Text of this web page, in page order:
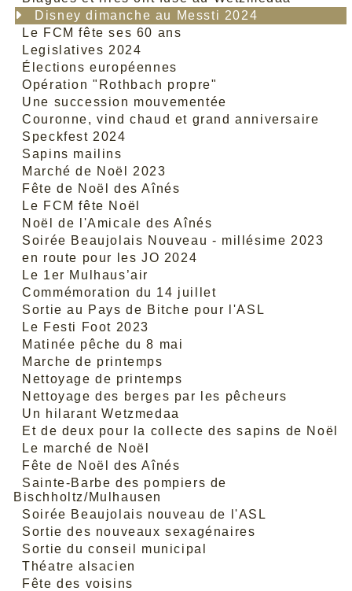
Disney dimanche au Messti 2024
Le FCM fête ses 60 ans
Legislatives 2024
Élections européennes
Opération "Rothbach propre"
Une succession mouvementée
Couronne, vind chaud et grand anniversaire
Speckfest 2024
Sapins mailins
Marché de Noël 2023
Fête de Noël des Aînés
Le FCM fête Noël
Noël de l'Amicale des Aînés
Soirée Beaujolais Nouveau - millésime 2023
en route pour les JO 2024
Le 1er Mulhaus’air
Commémoration du 14 juillet
Sortie au Pays de Bitche pour l'ASL
Le Festi Foot 2023
Matinée pêche du 8 mai
Marche de printemps
Nettoyage de printemps
Nettoyage des berges par les pêcheurs
Un hilarant Wetzmedaa
Et de deux pour la collecte des sapins de Noël
Le marché de Noël
Fête de Noël des Aînés
Sainte-Barbe des pompiers de
Bischholtz/Mulhausen
Soirée Beaujolais nouveau de l'ASL
Sortie des nouveaux sexagénaires
Sortie du conseil municipal
Théatre alsacien
Fête des voisins